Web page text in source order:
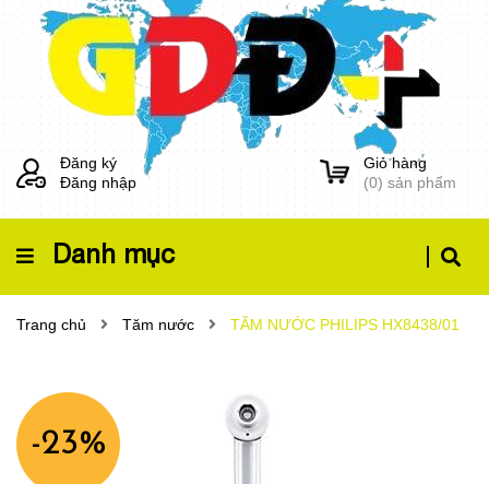
Đăng ký
Đăng nhập
Giỏ hàng
(0) sản phẩm
Danh mục
Trang chủ Tăm nước TĂM NƯỚC PHILIPS HX8438/01
-23%